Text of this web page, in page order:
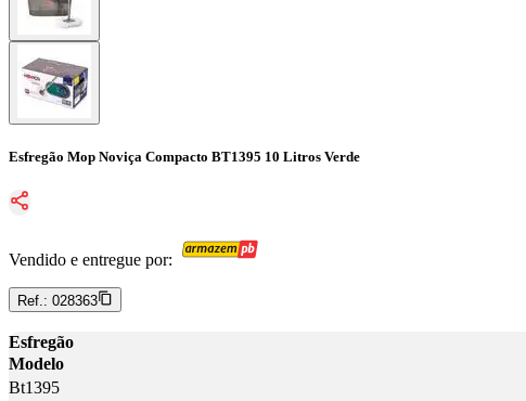
Esfregão Mop Noviça Compacto BT1395 10 Litros Verde
Vendido e entregue por:
Ref.: 028363
Esfregão
Modelo
Bt1395